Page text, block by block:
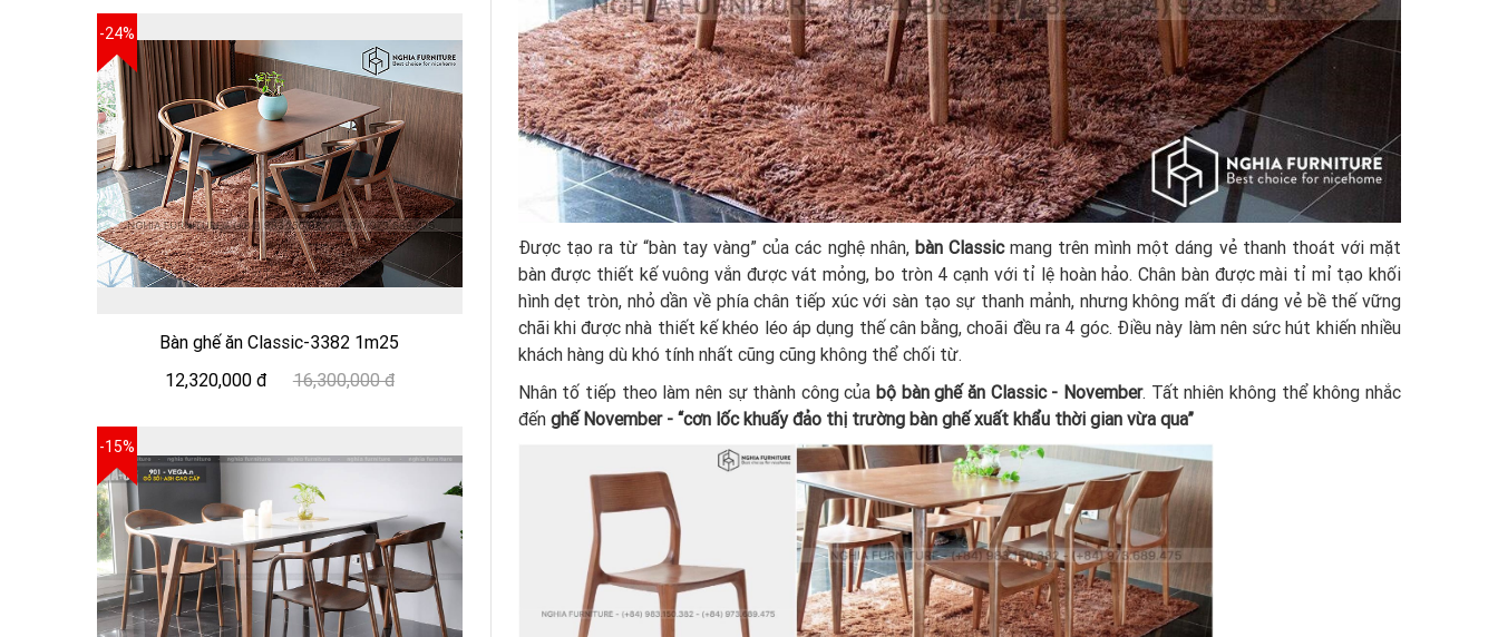
Được tạo ra từ “bàn tay vàng” của các nghệ nhân, bàn Classicmang trên mình một dáng vẻ thanh thoát với mặt
bàn được thiết kế vuông vắn được vát mỏng, bo tròn 4 cạnh với tỉ lệ hoàn hảo. Chân bàn được mài tỉ mỉ tạo khối
hình dẹt tròn, nhỏ dần về phía chân tiếp xúc với sàn tạo sự thanh mảnh, nhưng không mất đi dáng vẻ bề thế vững
chãi khi được nhà thiết kế khéo léo áp dụng thế cân bằng, choãi đều ra 4 góc. Điều này làm nên sức hút khiến nhiều
khách hàng dù khó tính nhất cũng cũng không thể chối từ.
Nhân tố tiếp theo làm nên sự thành công củabộ bàn ghế ăn Classic - November. Tất nhiên không thể không nhắc
đến ghế November - “cơn lốc khuấy đảo thị trường bàn ghế xuất khẩu thời gian vừa qua”
-24%
Bàn ghế ăn Classic-3382 1m25
12,320,000 đ
16,300,000 đ
-15%